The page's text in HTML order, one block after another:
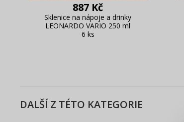
887 Kč
Sklenice na nápoje a drinky
LEONARDO VARIO 250 ml
6 ks
DALŠÍ Z TÉTO KATEGORIE